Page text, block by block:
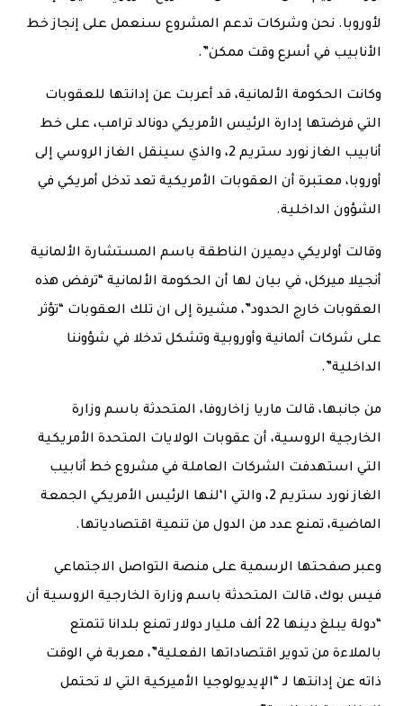
لأوروبا. نحن وشركات تدعم المشروع سنعمل على إنجاز خط
الأنابيب في أسرع وقت ممكن”.
وكانت الحكومة الألمانية، قد أعربت عن إدانتها للعقوبات
التي فرضتها إدارة الرئيس الأمريكي دونالد ترامب، على خط
أنابيب الغاز نورد ستريم 2، والذي سينقل الغاز الروسي إلى
أوروبا، معتبرة أن العقوبات الأمريكية تعد تدخل أمريكي في
الشؤون الداخلية.
وقالت أولريكي ديميرن الناطقة باسم المستشارة الألمانية
أنجيلا ميركل، في بيان لها أن الحكومة الألمانية “ترفض هذه
العقوبات خارج الحدود”، مشيرة إلى ان تلك العقوبات “تؤثر
على شركات ألمانية وأوروبية وتشكل تدخلا في شؤوننا
الداخلية”.
من جانبها، قالت ماريا زاخاروفا، المتحدثة باسم وزارة
الخارجية الروسية، أن عقوبات الولايات المتحدة الأمريكية
التي استهدفت الشركات العاملة في مشروع خط أنابيب
الغاز نورد ستريم 2، والتي ا‘لنها الرئيس الأمريكي الجمعة
الماضية، تمنع عدد من الدول من تنمية اقتصادياتها.
وعبر صفحتها الرسمية على منصة التواصل الاجتماعي
فيس بوك، قالت المتحدثة باسم وزارة الخارجية الروسية أن
“دولة يبلغ دينها 22 ألف مليار دولار تمنع بلدانا تتمتع
بالملاءة من تدوير اقتصاداتها الفعلية”، معربة في الوقت
ذاته عن إدانتها لـ “الإيديولوجيا الأميركية التي لا تحتمل